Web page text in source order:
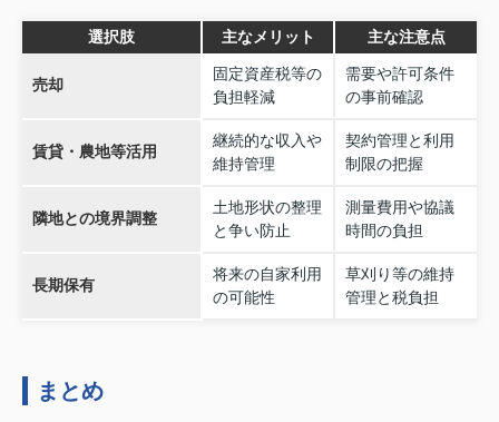
選択肢 主なメリット 主な注意点
売却
固定資産税等の
負担軽減
需要や許可条件
の事前確認
賃貸・農地等活用
継続的な収入や
維持管理
契約管理と利用
制限の把握
隣地との境界調整
土地形状の整理
と争い防止
測量費用や協議
時間の負担
長期保有
将来の自家利用
の可能性
草刈り等の維持
管理と税負担
まとめ